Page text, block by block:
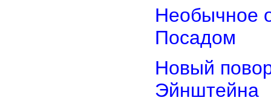
Необычное
Посадом
Новый
Эйнштейна